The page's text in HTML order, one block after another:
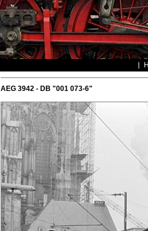
AEG 3942 - DB "001 073-6"